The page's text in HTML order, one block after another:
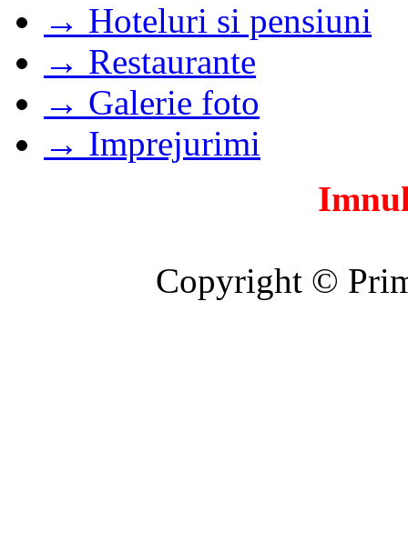
→ Hoteluri si pensiuni
→ Restaurante
→ Galerie foto
→ Imprejurimi
Copyright ©